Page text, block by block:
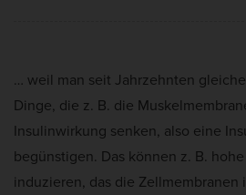
… weil man seit Jahrzehnten
Dinge, die z. B. die
Insulinwirkung senken, also eine
begünstigen. Das können z. B.
induzieren, das die Zellmembranen